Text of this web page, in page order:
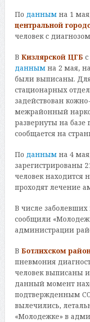
По даннымна 1
центральной
человек с
В Кизлярской ЦГБ
даннымна 2 мая,
были выписаны.
стационарных
задействован
межрайонный
развернуты на
сообщается на
По даннымна 4
зарегистрированы
человек находится
проходят лечение
В числе
сообщили
администрации
В Ботлихском
пневмония
человек выписаны
данный момент
подтвержденным
вылечились,
«Молодежке» в